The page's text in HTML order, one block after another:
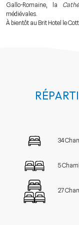
Gallo-Romaine, la
médiévales.
À bientôt au Brit Hotel le
34
5
27